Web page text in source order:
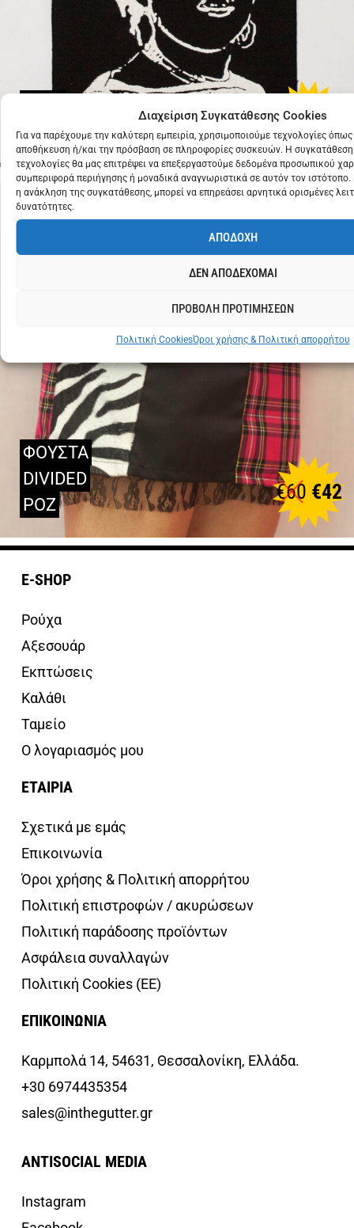
Διαχείριση Συγκατάθεσης Cookies
Για να παρέχουμε την καλύτερη εμπειρία, χρησιμοποιούμε τεχνολογίες
αποθήκευση ή/και την πρόσβαση σε πληροφορίες συσκευών. Η συγκατάθεση
τεχνολογίες θα μας επιτρέψει να επεξεργαστούμε δεδομένα προσωπικού
συμπεριφορά περιήγησης ή μοναδικά αναγνωριστικά σε αυτόν τον
η ανάκληση της συγκατάθεσης, μπορεί να επηρεάσει αρνητικά ορισμένες
δυνατότητες.
ΑΠΟΔΟΧΗ
ΔΕΝ ΑΠΟΔΕΧΟΜΑΙ
ΠΡΟΒΟΛΗ ΠΡΟΤΙΜΗΣΕΩΝ
Πολιτική CookiesΌροι χρήσης & Πολιτική απορρήτου
STYRENE
€2
ΦΟΥΣΤΑ
DIVIDED
ΡΟΖ
€60 €42
E-SHOP
Ρούχα
Αξεσουάρ
Εκπτώσεις
Καλάθι
Ταμείο
Ο λογαριασμός μου
ΕΤΑΙΡΙΑ
Σχετικά με εμάς
Επικοινωνία
Όροι χρήσης & Πολιτική απορρήτου
Πολιτική επιστροφών / ακυρώσεων
Πολιτική παράδοσης προϊόντων
Ασφάλεια συναλλαγών
Πολιτική Cookies (ΕΕ)
ΕΠΙΚΟΙΝΩΝΙΑ
Καρμπολά 14, 54631, Θεσσαλονίκη, Ελλάδα.
+30 6974435354
sales@inthegutter.gr
ANTISOCIAL MEDIA
Instagram